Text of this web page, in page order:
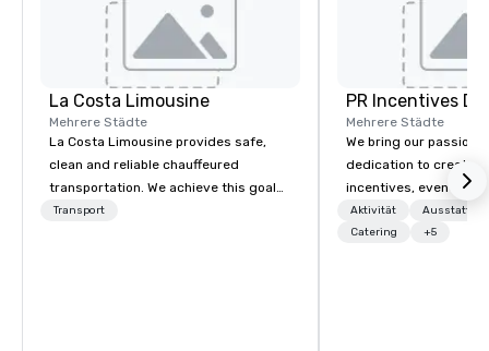
La Costa Limousine
Mehrere Städte
La Costa Limousine provides safe,
clean and reliable chauffeured
transportation. We achieve this goal
with highly trained chauffeurs, the
Transport
PR Incentives
Mehrere Städte
We bring our passion,
dedication to create
incentives, events,
meetings, product
luxury travel
Aktivität
Catering
+5